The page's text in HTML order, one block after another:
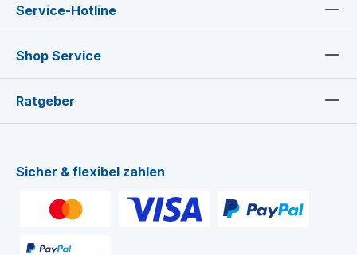
Service-Hotline
Shop Service
Ratgeber
Sicher & flexibel zahlen